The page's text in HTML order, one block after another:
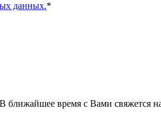
данных.*
ближайшее время с Вами свяжется